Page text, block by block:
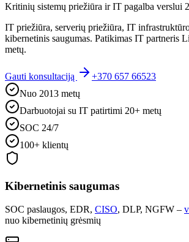
Kritinių sistemų priežiūra ir IT pagalba verslui
IT priežiūra, serverių priežiūra, IT
kibernetinis saugumas. Patikimas IT partneris
metų.
Gauti konsultaciją
+370 657 66523
Nuo 2013 metų
Darbuotojai su IT patirtimi 20+ metų
SOC 24/7
100+ klientų
Kibernetinis saugumas
SOC paslaugos, EDR, CISO, DLP, NGFW –
nuo kibernetinių grėsmių